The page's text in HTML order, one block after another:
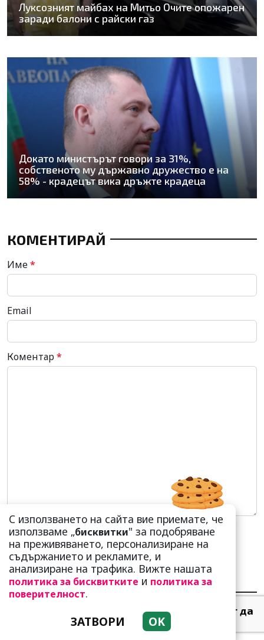
Луксозният майбах на Митьо Очите опожарен
заради балони с райски газ
Докато министърът говори за 31%,
собственото му държавно дружество е на
58% - крадецът вика дръжте крадеца
КОМЕНТИРАЙ
Име*
Email
Коментар*
НАЙ-ЧЕТЕНИ НАЙ-КОМЕНТИРАНИ
Тези зодии най-обичат да
не правят нищо! Те са
кралете на мързела
С използването на сайта вие приемате, че
използваме „бисквитки" за подобряване
на преживяването, персонализиране на
съдържанието и рекламите, и
анализиране на трафика. Вижте нашата
политика за бисквитките и политика за
поверителност.
ЗАТВОРИ OK